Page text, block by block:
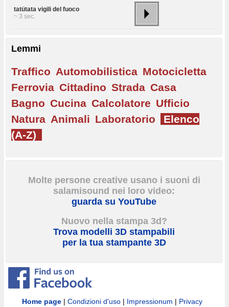
tatütata vigili del fuoco
~ 3 sec.
Lemmi
Traffico Automobilistica Motocicletta
Ferrovia Cittadino Strada Casa
Bagno Cucina Calcolatore Ufficio
Natura Animali Laboratorio
Elenco
(A-Z)
Molte persone creative usano i suoni di
salamisound nei loro video:
guarda su YouTube
Nuovo nella stampa 3d?
Trova modelli 3D stampabili
per la tua stampante 3D
Home page |Condizioni d'uso | Impressionum | Privacy